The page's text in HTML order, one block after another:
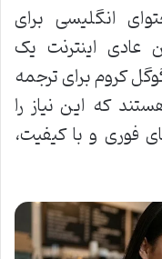
انگلیسی برای
عادی اینترنت یک
کروم برای ترجمه
که این نیاز را
فوری و با کیفیت،